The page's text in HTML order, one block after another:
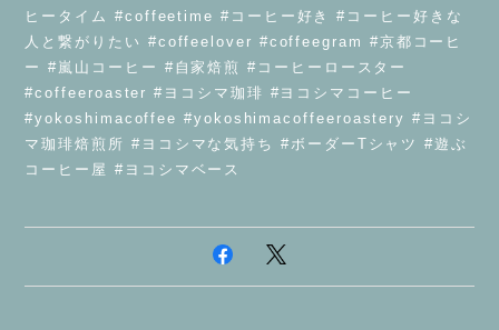
ヒータイム #coffeetime #コーヒー好き #コーヒー好きな
人と繋がりたい #coffeelover #coffeegram #京都コーヒ
ー #嵐山コーヒー #自家焙煎 #コーヒーロースター
#coffeeroaster #ヨコシマ珈琲 #ヨコシマコーヒー
#yokoshimacoffee #yokoshimacoffeeroastery #ヨコシ
マ珈琲焙煎所 #ヨコシマな気持ち #ボーダーTシャツ #遊ぶ
コーヒー屋 #ヨコシマベース